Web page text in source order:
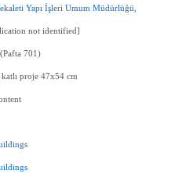
Yapı İşleri Umum Müdürlüğü
not identified]
701)
proje 47x54 cm